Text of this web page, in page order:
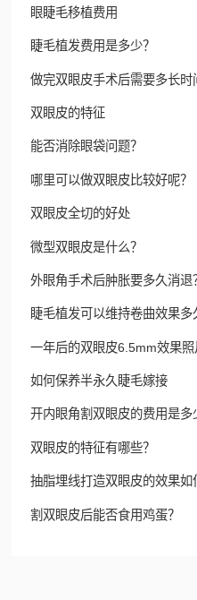
眼睫毛移植费用
睫毛植发费用是多少？
做完双眼皮手术后需要多长时
双眼皮的特征
能否消除眼袋问题？
哪里可以做双眼皮比较好呢？
双眼皮全切的好处
微型双眼皮是什么？
外眼角手术后肿胀要多久消退
睫毛植发可以维持卷曲效果多
一年后的双眼皮6.5mm效果照
如何保养半永久睫毛嫁接
开内眼角割双眼皮的费用是多
双眼皮的特征有哪些？
抽脂埋线打造双眼皮的效果如
割双眼皮后能否食用鸡蛋？